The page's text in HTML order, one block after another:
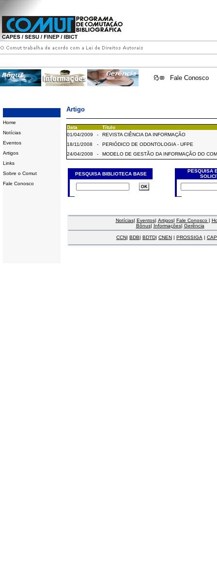
Fale Conosco
Home
Notícias
Eventos
Artigos
Links
Sobre o Comut
Fale Conosco
Artigo
Data
Título
01/04/2009
-
REVISTA CIÊNCIA DA INFORMAÇÃO
18/11/2008
-
PERIÓDICO DE ODONTOLOGIA - UFPE
24/04/2008
- MODELO DE GESTÃO DA INFORMAÇÃO DO
PESQUISA BIBLIOTECA BASE
PESQUISA
Notícias| Eventos| Artigos| Fale Conosco |
Bônus| Informações| Gerência
CCN| BDB| BDTD| CNEN | PROSSIGA |